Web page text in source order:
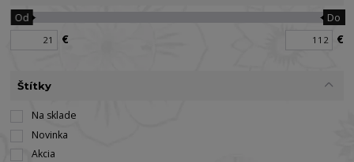
€
Od Do
€
Štítky
Na sklade
Novinka
Akcia